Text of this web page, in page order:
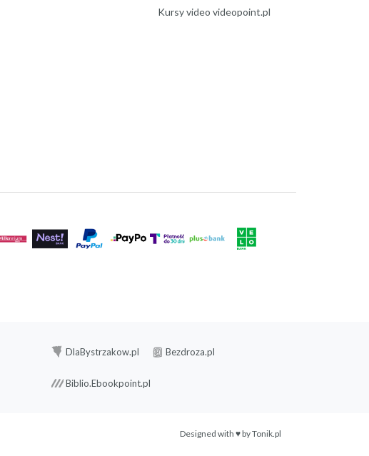
Kursy video videopoint.pl
DlaBystrzakow.pl Bezdroza.pl
Biblio.Ebookpoint.pl
Designed with ♥ byTonik.pl